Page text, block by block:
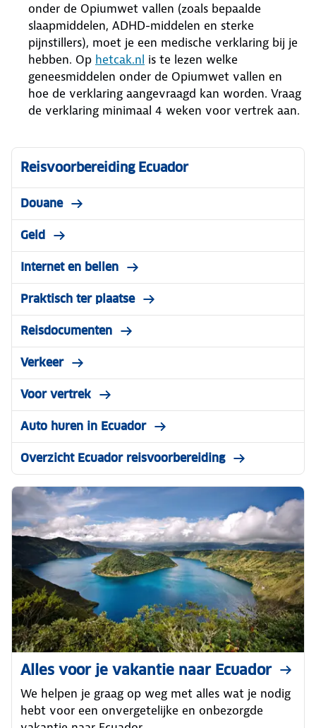
onder de Opiumwet vallen (zoals bepaalde
slaapmiddelen, ADHD-middelen en sterke
pijnstillers), moet je een medische verklaring bij je
hebben. Op hetcak.nl is te lezen welke
geneesmiddelen onder de Opiumwet vallen en
hoe de verklaring aangevraagd kan worden. Vraag
de verklaring minimaal 4 weken voor vertrek aan.
Reisvoorbereiding Ecuador
Douane
Geld
Internet en bellen
Praktisch ter plaatse
Reisdocumenten
Verkeer
Voor vertrek
Auto huren in Ecuador
Overzicht Ecuador reisvoorbereiding
Alles voor je vakantie naar Ecuador
We helpen je graag op weg met alles wat je nodig
hebt voor een onvergetelijke en onbezorgde